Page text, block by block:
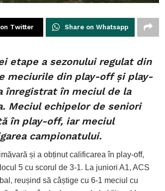
Twitter Share on Whatsapp
etape a sezonului regulat din
meciurile din play-off și play-
înregistrat în meciul de la
Meciul echipelor de seniori
în play-off, iar meciul
campionatului.
și a obținut calificarea în play-off,
5 cu scorul de 3-1. La juniori A1, ACS
reușind să câștige cu 6-1 meciul cu